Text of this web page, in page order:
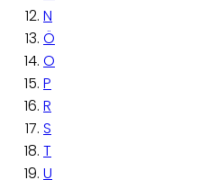
N
Ö
O
P
R
S
T
U